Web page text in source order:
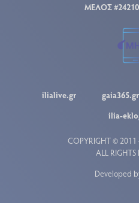
ΜΕΛΟΣ
ilialive.gr gaia365.gr
ilia-
COPYRIGHT © 2011
ALL RIGHTS
Developed